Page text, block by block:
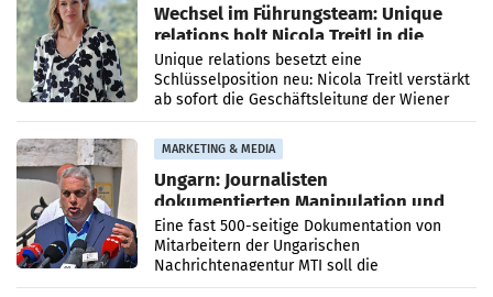
Wechsel im Führungsteam: Unique
relations holt Nicola Treitl in die
Geschäftsleitung
Unique relations besetzt eine
Schlüsselposition neu: Nicola Treitl verstärkt
ab sofort die Geschäftsleitung der Wiener
PR-Agentur an der Seite von Josef Kalina und
Anna Kalina-Mahr.
MARKETING & MEDIA
Ungarn: Journalisten
dokumentierten Manipulation und
Zensur
Eine fast 500-seitige Dokumentation von
Mitarbeitern der Ungarischen
Nachrichtenagentur MTI soll die
systematische Nachrichten-Manipulation und